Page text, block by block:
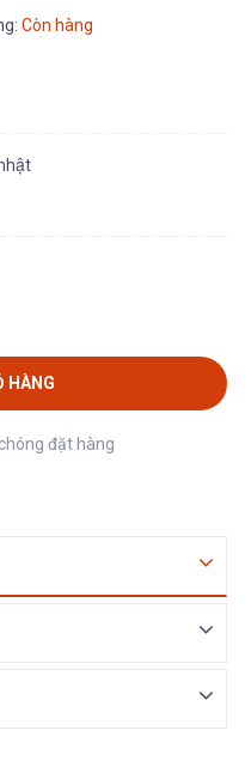
Còn hàng
HÀNG
đặt hàng